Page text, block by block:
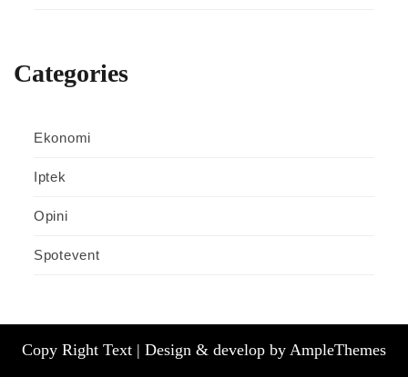
Categories
Ekonomi
Iptek
Opini
Spotevent
Copy Right Text | Design & develop by AmpleThemes